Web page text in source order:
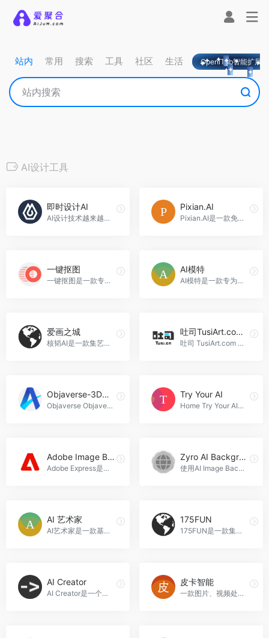
站内 常用 搜索 工具 社区 生活 OpeniTab智能扩展
AI设计工具
即时设计AI
AI设计技术越来越成熟，可以为用户提供更直观、更智能、更个性化的UI设计，而即时设计AI填充页面的描述文字，通过AIGC的能力实现UI界面的自动化生成。这项技术的出现，将大大提高UI设计效率，让传统的UI设计更快、更好、更适应用户需求，即时设计AI官网入口网址
Pixian.AI
Pixian.AI是一款免费、高质量的图像去背景工具，帮助用户快速制作出专业的图像素材，Pixian.AI官网入口网址
一键抠图
一键抠图是一款专业的在线抠图换背景工具，通过AI智能技术，快速、精准地抠出图片中的人物或物品，并提供丰富的图片编辑功能，满足用户对图片处理的多种需求，一键抠图官网入口网址
AI模特
AI模特是一款专为电商卖家打造的AI商拍工具，支持智能拍摄、一键美化、多场景展示等功能，帮助电商卖家提高商品的展示效果和销售量，减少商拍成本，提高商拍效率，AI模特官网入口网址
爱画之城
核韬AI是一款集艺术与科技于一体的人工智能产品，能够将任何事物转化为AI生成的内容，为用户提供全新的创作和体验方式，爱画之城官网入口网址
吐司TusiArt.com模型分享
吐司 TusiArt.com 是一个免费的在线图像生成平台，用户可以使用各种类型的AI模型来生成各种图像，适用于设计师、游戏开发者、广告制作人员等多个领域，吐司TusiArt.com模型分享官网入口网址
Objaverse-3D物体数据集
Objaverse Objaverse 1.0是一个庞大的数据集，包含800K+个注释的3D对象，为用户提供了丰富多样的3D模型选择，可广泛应用于游戏开发、虚拟现实和建筑设计等领域，Objaverse-3D物体数据集官网入口网址
Try Your AI
Home Try Your AI是一个全新推出的人工智能绘画和绘图工具，通过稳定的Diffusion模型，快速生成高质量的作品，满足用户对于绘画和绘图的需求，Try Your AI官网入口网址
Adobe Image Background Remover
Adobe Express是一款免费在线图片背景移除工具，帮助用户快速去除图片背景，还提供丰富的图片编辑功能，让您的设计更加出彩，Adobe Image Background Remover官网入口网址
Zyro AI Background Remover
使用AI Image Background Remover工具，您可以轻松快速地从照片中移除背景，获得透明的背景图像，使您的照片更加专业和吸引人，Zyro AI Background Remover官网入口网址
AI 艺术家
AI艺术家是一款基于人工智能技术的艺术创作工具，可以根据用户提供的提示词或参照图片生成独特的艺术作品，帮助艺术家、设计师和教师提高创作效率和教学效果，AI 艺术家官网入口网址
175FUN
175FUN是一款集合了玩乐和进化的创新产品，为用户提供丰富多样的娱乐内容，通过个性化推荐和进化系统，让用户在玩乐的同时不断提升自己的能力和技能，实现个人成长和进步，175FUN官网入口网址
AI Creator
AI Creator是一个基于人工智能技术的创作工具，提供了PS画板和Lora风格广场两个功能模块，帮助用户进行绘画创作和文字创作，AI Creator官网入口网址
皮卡智能
一款图片、视频处理的在线网站，皮卡智能AI视觉平台。皮卡智能是一家专业的音频产品品牌，通过人工智能技术的应用，打造了高品质、智能化的音频产品，为用户带来全新的听觉体验，皮卡智能官网入口网址